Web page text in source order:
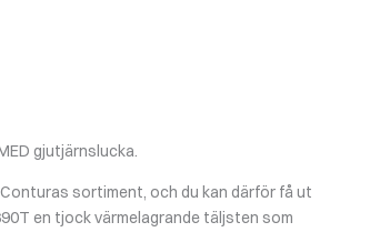
gjutjärnslucka.
sortiment, och du kan därför få ut
en tjock värmelagrande täljsten som